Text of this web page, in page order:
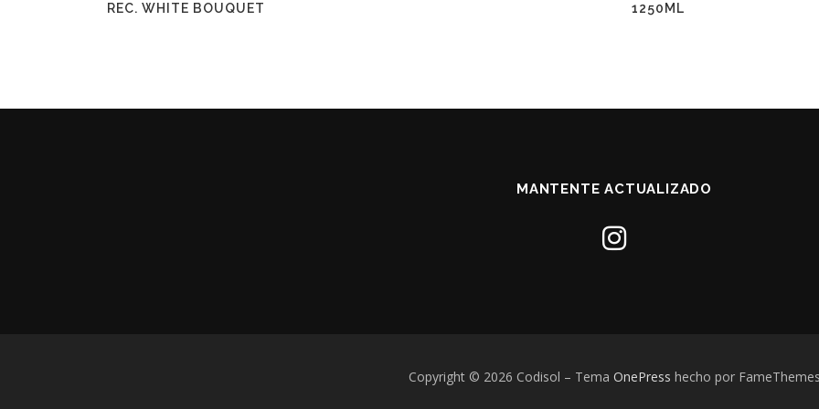
REC. WHITE BOUQUET
1250ML
MANTENTE ACTUALIZADO
Copyright © 2026 Codisol – Tema OnePress hecho por FameThemes